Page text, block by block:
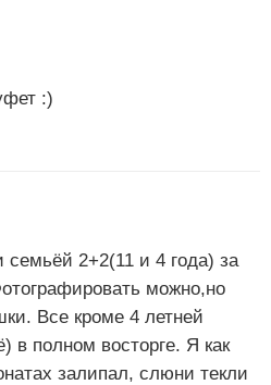
:)
2+2(11 и 4 года) за
можно,но
Все кроме 4 летней
в полном восторге. Я как
залипал, слюни текли